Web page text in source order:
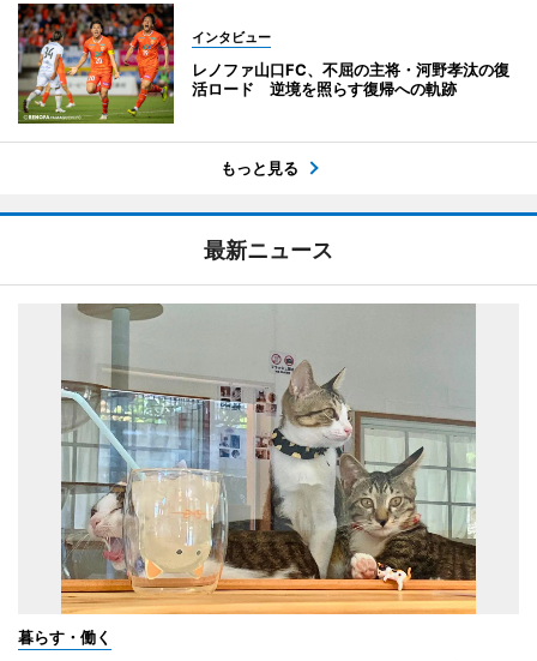
インタビュー
レノファ山口FC、不屈の主将・河野孝汰の復
活ロード 逆境を照らす復帰への軌跡
もっと見る
最新ニュース
暮らす・働く